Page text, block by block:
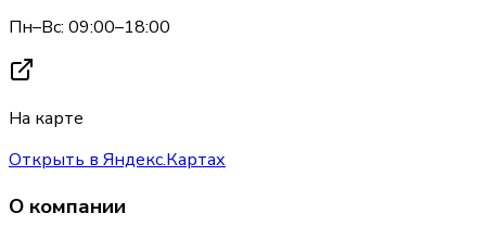
Пн–Вс: 09:00–18:00
На карте
Открыть в Яндекс.Картах
О компании